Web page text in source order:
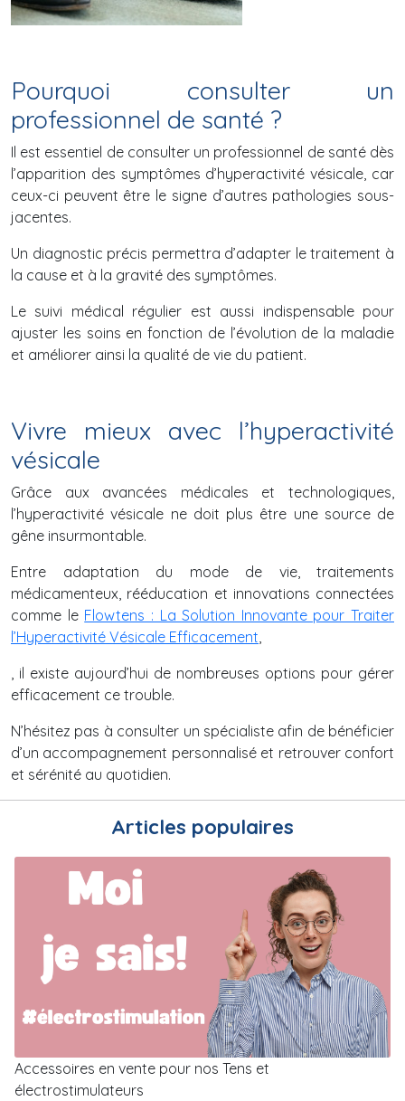
Pourquoi consulter un
professionnel de santé ?
Il est essentiel de consulter un professionnel de santé dès
l’apparition des symptômes d’hyperactivité vésicale, car
ceux-ci peuvent être le signe d’autres pathologies sous-
jacentes.
Un diagnostic précis permettra d’adapter le traitement à
la cause et à la gravité des symptômes.
Le suivi médical régulier est aussi indispensable pour
ajuster les soins en fonction de l’évolution de la maladie
et améliorer ainsi la qualité de vie du patient.
Vivre mieux avec l’hyperactivité
vésicale
Grâce aux avancées médicales et technologiques,
l’hyperactivité vésicale ne doit plus être une source de
gêne insurmontable.
Entre adaptation du mode de vie, traitements
médicamenteux, rééducation et innovations connectées
comme le Flowtens : La Solution Innovante pour Traiter
l’Hyperactivité Vésicale Efficacement,
, il existe aujourd’hui de nombreuses options pour gérer
efficacement ce trouble.
N’hésitez pas à consulter un spécialiste afin de bénéficier
d’un accompagnement personnalisé et retrouver confort
et sérénité au quotidien.
Articles populaires
Accessoires en vente pour nos Tens et
électrostimulateurs